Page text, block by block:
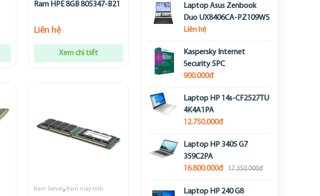
Ram HPE 8GB 805347-B21
Liên hệ
Xem chi tiết
Ram Server, Ram máy tính
Laptop Asus Zenbook
Duo UX8406CA-PZ109WS
Liên hệ
Kaspersky Internet
Security 5PC
900.000đ
Laptop HP 14s-CF2527TU
4K4A1PA
12.750.000đ
Laptop HP 340S G7
359C2PA
16.800.000đ
17.350.000đ
Laptop HP 240 G8